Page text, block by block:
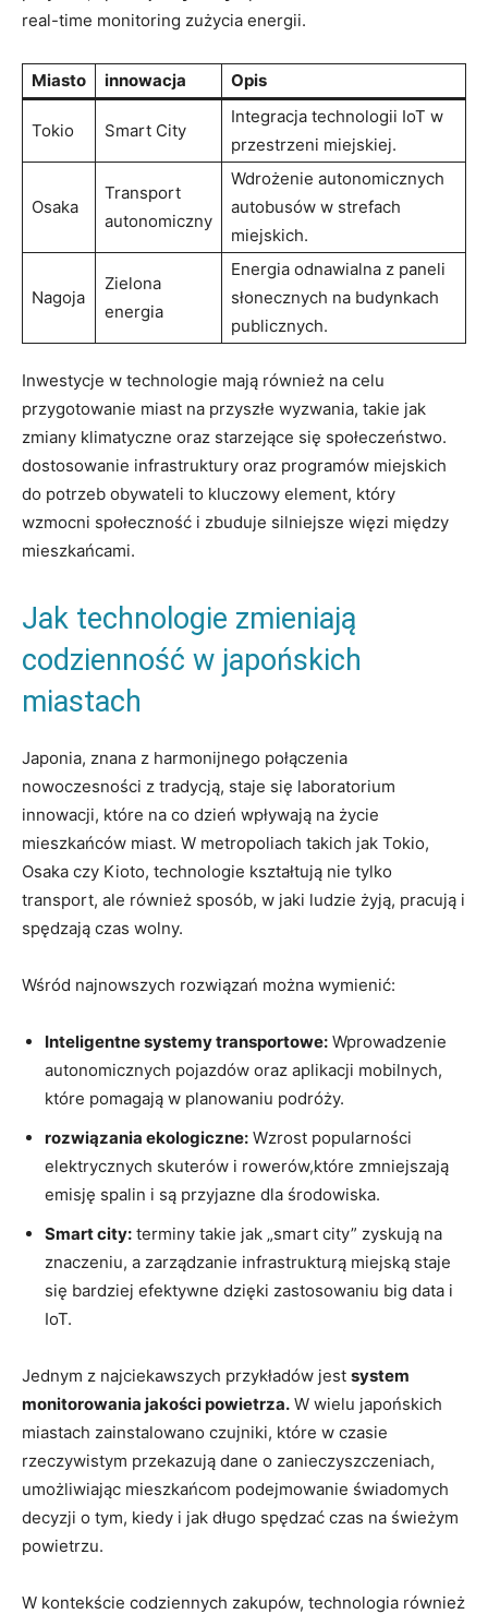
real-time monitoring zużycia energii.
Miasto innowacja Opis
Tokio Smart City
Integracja technologii IoT w
przestrzeni miejskiej.
Osaka
Transport
autonomiczny
Wdrożenie autonomicznych
autobusów w strefach
miejskich.
Nagoja
Zielona
energia
Energia odnawialna z paneli
słonecznych na budynkach
publicznych.
Inwestycje w technologie mają również na celu
przygotowanie miast na przyszłe wyzwania, takie jak
zmiany klimatyczne oraz starzejące się społeczeństwo.
dostosowanie infrastruktury oraz programów miejskich
do potrzeb obywateli to kluczowy element, który
wzmocni społeczność i zbuduje silniejsze więzi między
mieszkańcami.
Jak technologie zmieniają
codzienność w japońskich
miastach
Japonia, znana z harmonijnego połączenia
nowoczesności z tradycją, staje się laboratorium
innowacji, które na co dzień wpływają na życie
mieszkańców miast. W metropoliach takich jak Tokio,
Osaka czy Kioto, technologie kształtują nie tylko
transport, ale również sposób, w jaki ludzie żyją, pracują i
spędzają czas wolny.
Wśród najnowszych rozwiązań można wymienić:
Inteligentne systemy transportowe: Wprowadzenie
autonomicznych pojazdów oraz aplikacji mobilnych,
które pomagają w planowaniu podróży.
rozwiązania ekologiczne: Wzrost popularności
elektrycznych skuterów i rowerów,które zmniejszają
emisję spalin i są przyjazne dla środowiska.
Smart city: terminy takie jak „smart city” zyskują na
znaczeniu, a zarządzanie infrastrukturą miejską staje
się bardziej efektywne dzięki zastosowaniu big data i
IoT.
Jednym z najciekawszych przykładów jest system
monitorowania jakości powietrza. W wielu japońskich
miastach zainstalowano czujniki, które w czasie
rzeczywistym przekazują dane o zanieczyszczeniach,
umożliwiając mieszkańcom podejmowanie świadomych
decyzji o tym, kiedy i jak długo spędzać czas na świeżym
powietrzu.
W kontekście codziennych zakupów, technologia również